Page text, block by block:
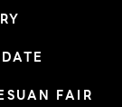
FAIR